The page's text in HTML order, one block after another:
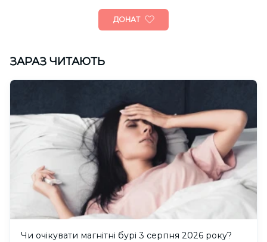
ДОНАТ
ЗАРАЗ ЧИТАЮТЬ
Чи очікувати магнітні бурі 3 серпня 2026 року?